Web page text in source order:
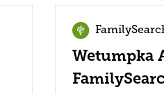
Wetumpka